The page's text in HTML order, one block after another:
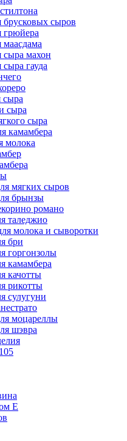
сыров
грюйера
махон
гауда
сыра
сыра
сыра
камамбера
молока
мягких сыров
брынзы
романо
таледжио
молока и сыворотки
бри
горгонзолы
камамбера
качотты
рикотты
сулугуни
моцареллы
шэвра
Е